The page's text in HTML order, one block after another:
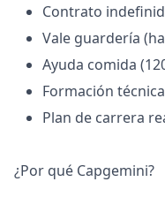
Contrato
Vale guardería
Ayuda comida
Formación
Plan de carrera
¿Por qué Capgemini?